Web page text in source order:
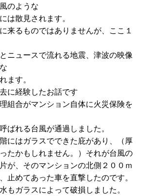
のような
は散見されます。
来るものではありませんが、ここ１
ニュースで流れる地震、津波の映像
ます。
に経験したお話です
組合がマンション自体に火災保険を
ばれる台風が通過しました。
にはガラスでできた庇があり、（厚
たかもしれません。）それが台風の
が、そのマンションの北側２００ｍ
止めてあった車を直撃したのです。
もガラスによって破損しました。